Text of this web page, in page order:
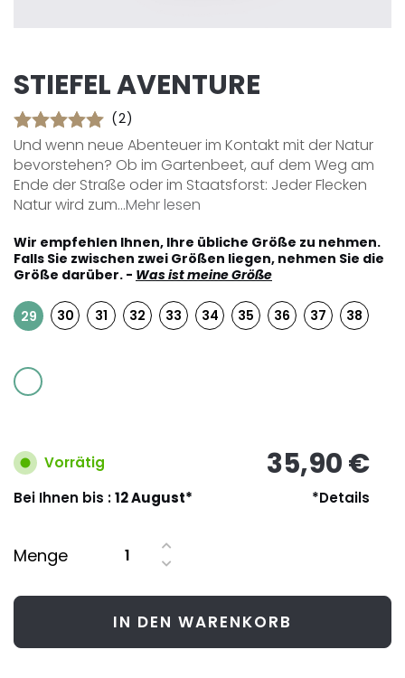
STIEFEL AVENTURE
(2)
Und wenn neue Abenteuer im Kontakt mit der Natur
bevorstehen? Ob im Gartenbeet, auf dem Weg am
Ende der Straße oder im Staatsforst: Jeder Flecken
Natur wird zum...Mehr lesen
Wir empfehlen Ihnen, Ihre übliche Größe zu nehmen.
Falls Sie zwischen zwei Größen liegen, nehmen Sie die
Größe darüber. - Was ist meine Größe
29 30 31 32 33 34 35 36 37 38
Vorrätig 35,90 €
Bei Ihnen bis :12 August* *Details
Menge
IN DEN WARENKORB